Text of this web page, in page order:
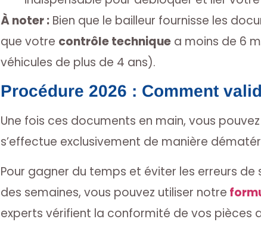
À noter :Bien que le bailleur fournisse les
que votre contrôle techniquea moins de 6
véhicules de plus de 4 ans).
Procédure 2026 : Comment
Une fois ces documents en main, vous
s’effectue exclusivement de manière
Pour gagner du temps et éviter les erreurs
des semaines, vous pouvez utiliser notre
experts vérifient la conformité de vos pièces